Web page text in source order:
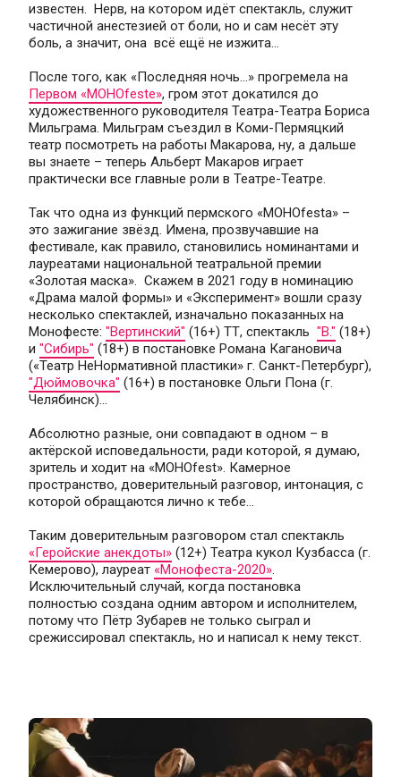
известен.  Нерв, на котором идёт спектакль, служит
частичной анестезией от боли, но и сам несёт эту
боль, а значит, она  всё ещё не изжита...
Первом «МОНОfestе», гром этот докатился до
художественного руководителя Театра-Театра Бориса
Мильграма. Мильграм съездил в Коми-Пермяцкий
театр посмотреть на работы Макарова, ну, а дальше
вы знаете – теперь Альберт Макаров играет
практически все главные роли в Театре-Театре.
Так что одна из функций пермского «МОНОfestа» –
это зажигание звёзд. Имена, прозвучавшие на
фестивале, как правило, становились номинантами и
лауреатами национальной театральной премии
«Золотая маска».  Скажем в 2021 году в номинацию
«Драма малой формы» и «Эксперимент» вошли сразу
несколько спектаклей, изначально показанных на
Монофесте: "Вертинский" (16+) ТТ, спектакль "В." (18+)
и "Сибирь" (18+) в постановке Романа Кагановича
"Дюймовочка" (16+) в постановке Ольги Пона (г.
Челябинск)...
Абсолютно разные, они совпадают в одном – в
актёрской исповедальности, ради которой, я думаю,
зритель и ходит на «МОНОfest». Камерное
пространство, доверительный разговор, интонация, с
которой обращаются лично к тебе...
«Геройские анекдоты» (12+) Театра кукол Кузбасса (г.
Кемерово), лауреат «Монофеста-2020».
Исключительный случай, когда постановка
полностью создана одним автором и исполнителем,
потому что Пётр Зубарев не только сыграл и
срежиссировал спектакль, но и написал к нему текст.